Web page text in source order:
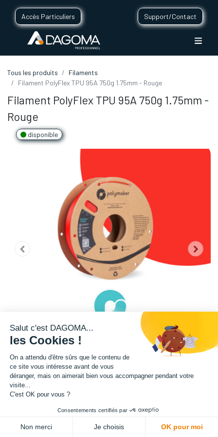
Accès Particuliers Support/Contact
Tous les produits
Filaments
Filament PolyFlex TPU 95A 750g 1.75mm - Rouge
Filament PolyFlex TPU 95A 750g 1.75mm -
Rouge
disponible
Cette bobine de teinte rouge est disponible en format 750g.
3D DISCO ULTIMATE BI-COULEUR.
Salut c'est DAGOMA...
les Cookies !
On a attendu d'être sûrs que le contenu de
ce site vous intéresse avant de vous
déranger, mais on aimerait bien vous accompagner pendant votre
visite...
C'est OK pour vous ?
Consentements certifiés par
Non merci Je choisis OK pour moi